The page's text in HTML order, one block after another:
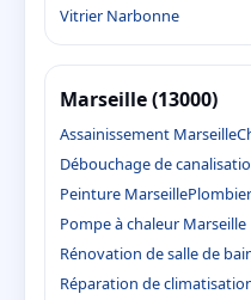
Vitrier Narbonne
Marseille (13000)
Assainissement Marseille
Débouchage de
Peinture Marseille
Pompe à chaleur Marseille
Rénovation de salle de
Réparation de